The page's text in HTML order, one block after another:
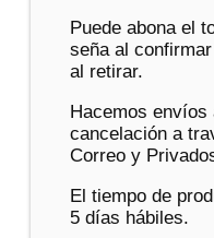
Puede abona el
seña al
al retirar.
Hacemos
cancelación a
Correo y
El tiempo de
5 días hábiles.